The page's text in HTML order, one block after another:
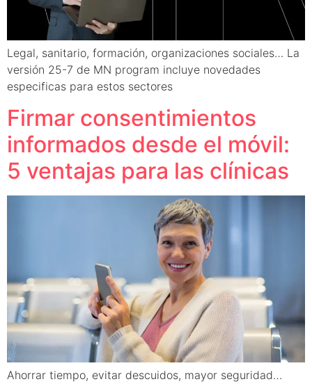
Legal, sanitario, formación, organizaciones sociales… La
versión 25-7 de MN program incluye novedades
especificas para estos sectores
Firmar consentimientos
informados desde el móvil:
5 ventajas para las clínicas
Ahorrar tiempo, evitar descuidos, mayor seguridad…